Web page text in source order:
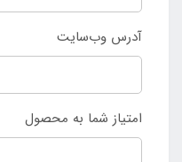
آدرس وب‌سایت
امتیاز شما به محصول